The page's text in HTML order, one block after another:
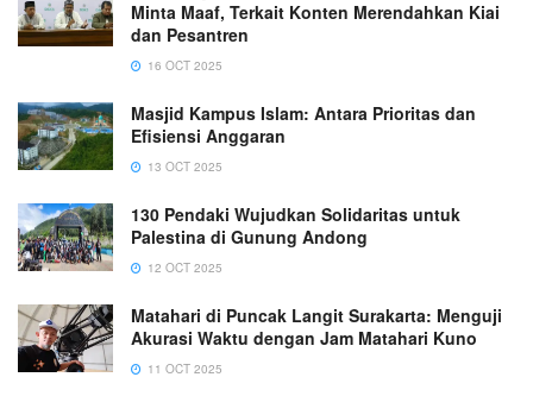
Minta Maaf, Terkait Konten Merendahkan Kiai
dan Pesantren
16 OCT 2025
Masjid Kampus Islam: Antara Prioritas dan
Efisiensi Anggaran
13 OCT 2025
130 Pendaki Wujudkan Solidaritas untuk
Palestina di Gunung Andong
12 OCT 2025
Matahari di Puncak Langit Surakarta: Menguji
Akurasi Waktu dengan Jam Matahari Kuno
11 OCT 2025